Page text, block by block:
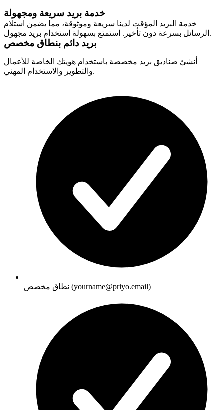
خدمة بريد سريعة ومجهولة
خدمة البريد المؤقت لدينا سريعة وموثوقة، مما يضمن استلام
الرسائل بسرعة دون تأخير. استمتع بسهولة استخدام بريد مجهول.
بريد دائم بنطاق مخصص
أنشئ صناديق بريد مخصصة باستخدام هويتك الخاصة للأعمال
والتطوير والاستخدام المهني.
نطاق مخصص (yourname@priyo.email)